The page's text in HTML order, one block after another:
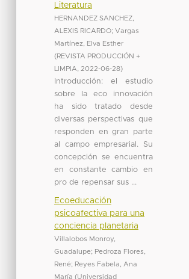
Literatura
HERNANDEZ SANCHEZ,
ALEXIS RICARDO; Vargas
Martínez, Elva Esther
(REVISTA PRODUCCIÓN +
LIMPIA
2022-06-28)
Introducción: el estudio
sobre la eco innovación
ha sido tratado desde
diversas perspectivas que
responden en gran parte
al campo empresarial. Su
concepción se encuentra
en constante cambio en
pro de repensar sus ...
Ecoeducación
psicoafectiva para una
conciencia planetaria
Villalobos Monroy,
Guadalupe; Pedroza Flores,
René; Reyes Fabela, Ana
María (Universidad